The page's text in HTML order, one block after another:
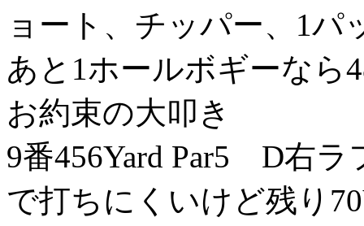
ョート、チッパー、1パ
あと1ホールボギーなら
お約束の大叩き
9番456Yard Par5 D右ラ
で打ちにくいけど残り